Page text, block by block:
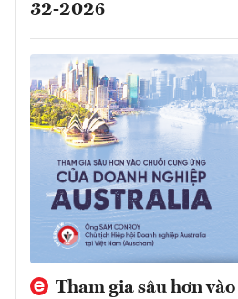
32-2026
Tham gia sâu hơn